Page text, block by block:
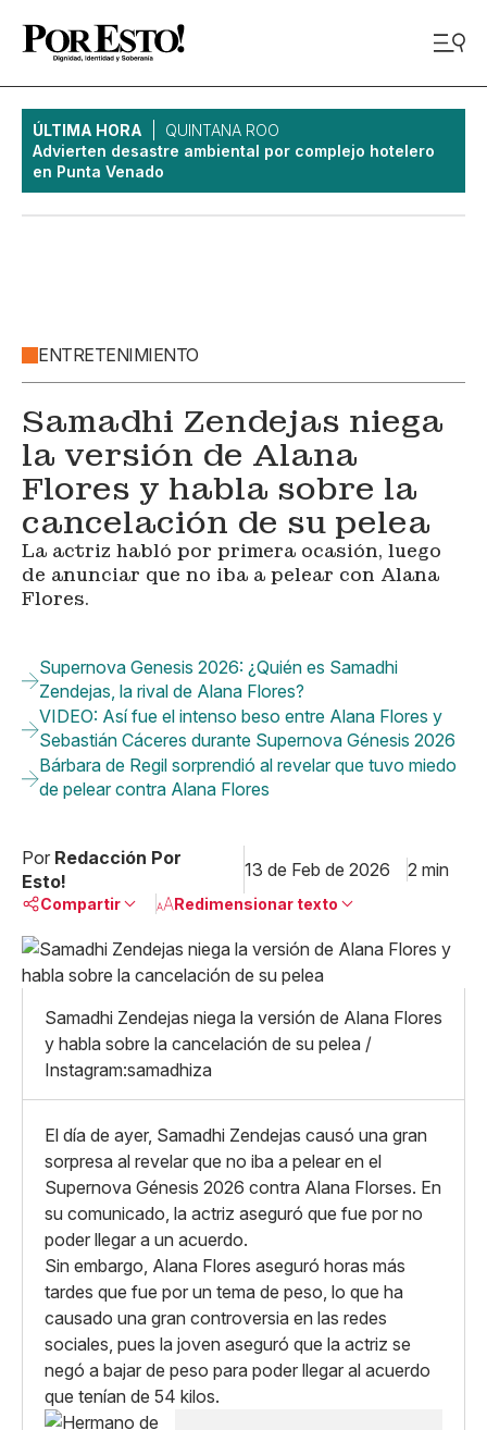
ÚLTIMA HORA
QUINTANA ROO
Advierten desastre ambiental por complejo hotelero
en Punta Venado
ENTRETENIMIENTO
Samadhi Zendejas niega
la versión de Alana
Flores y habla sobre la
cancelación de su pelea
La actriz habló por primera ocasión, luego
de anunciar que no iba a pelear con Alana
Flores.
Supernova Genesis 2026: ¿Quién es Samadhi
Zendejas, la rival de Alana Flores?
VIDEO: Así fue el intenso beso entre Alana Flores y
Sebastián Cáceres durante Supernova Génesis 2026
Bárbara de Regil sorprendió al revelar que tuvo miedo
de pelear contra Alana Flores
Por Redacción Por
Esto!
13 de Feb de 2026 2 min
Compartir
Linkedin
X
Whatsapp
Copiar enlace
Redimensionar texto
Pequeño
Mediano
Grande
Samadhi Zendejas niega la versión de Alana Flores
y habla sobre la cancelación de su pelea /
Instagram:samadhiza
El día de ayer, Samadhi Zendejas causó una gran
sorpresa al revelar que no iba a pelear en el
Supernova Génesis 2026 contra Alana Florses. En
su comunicado, la actriz aseguró que fue por no
poder llegar a un acuerdo.
Sin embargo, Alana Flores aseguró horas más
tardes que fue por un tema de peso, lo que ha
causado una gran controversia en las redes
sociales, pues la joven aseguró que la actriz se
negó a bajar de peso para poder llegar al acuerdo
que tenían de 54 kilos.